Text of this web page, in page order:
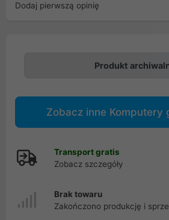
Dodaj pierwszą opinię
Produkt
Zobacz inne Komputery
Transport gratis
Zobacz szczegóły
Brak towaru
Zakończono produkcję i